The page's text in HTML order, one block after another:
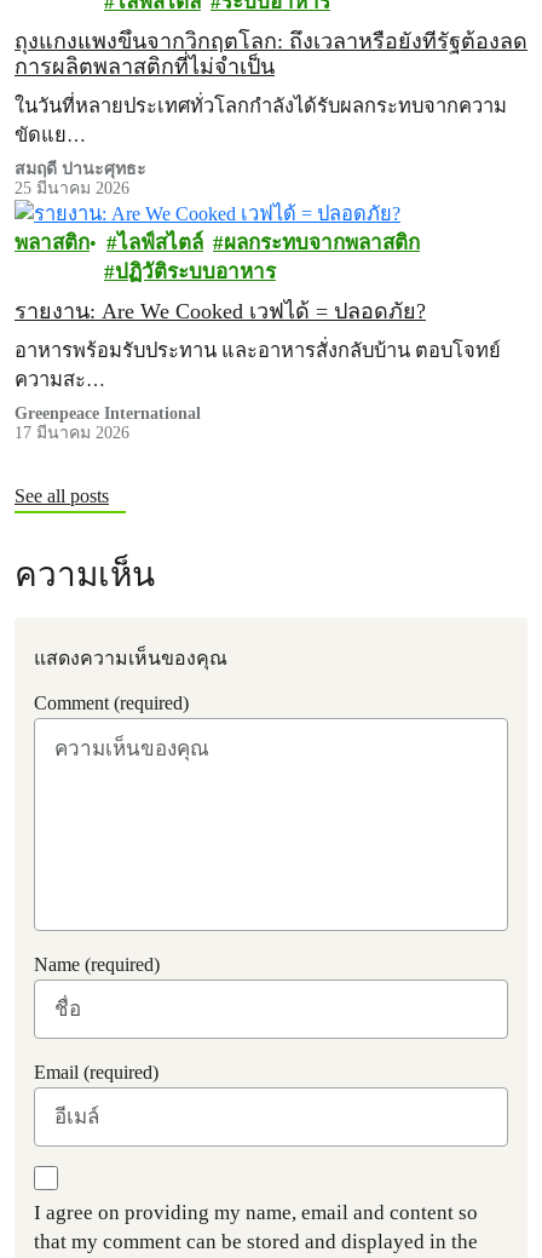
ถุงแกงแพงขึ้นจากวิกฤตโลก: ถึงเวลาหรือยังที่รัฐต้องลด
การผลิตพลาสติกที่ไม่จำเป็น
ในวันที่หลายประเทศทั่วโลกกำลังได้รับผลกระทบจากความ
ขัดแย…
สมฤดี ปานะศุทธะ
25 มีนาคม 2026
พลาสติก ไลฟ์สไตล์
ผลกระทบจากพลาสติก
ปฏิวัติระบบอาหาร
รายงาน: Are We Cooked เวฟได้ = ปลอดภัย?
อาหารพร้อมรับประทาน และอาหารสั่งกลับบ้าน ตอบโจทย์
ความสะ…
Greenpeace International
17 มีนาคม 2026
See all posts
ความเห็น
แสดงความเห็นของคุณ
Comment (required)
Name (required)
Email (required)
I agree on providing my name, email and content so
that my comment can be stored and displayed in the